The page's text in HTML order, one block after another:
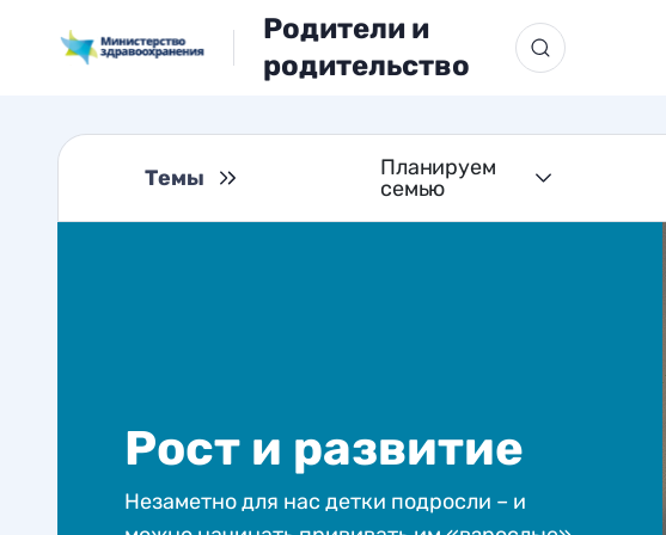
Родители и
родительство
Темы
Планируем
семью
Рост и развитие
Незаметно для нас детки подросли – и